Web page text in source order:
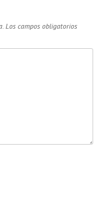
Los campos obligatorios